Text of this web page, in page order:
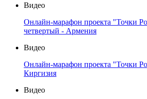
Видео
Онлайн-марафон проекта "Точки
четвертый - Армения
Видео
Онлайн-марафон проекта "Точки
Киргизия
Видео